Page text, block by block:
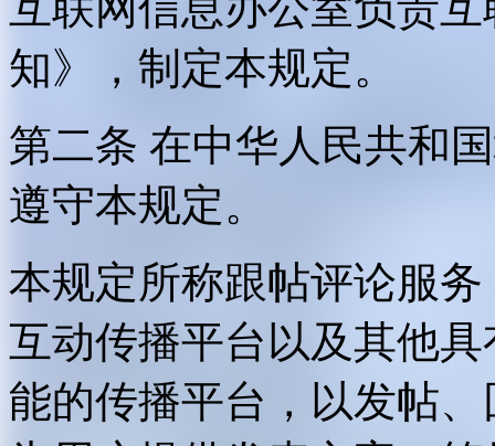
知》，制定本规定。
第二条 在中华人民共和
遵守本规定。
本规定所称跟帖评论服
互动传播平台以及其他
能的传播平台，以发帖